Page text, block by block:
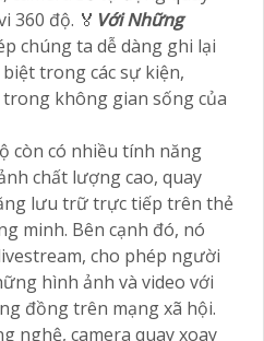
360 độ. ️🏅️ Với Những
chúng ta dễ dàng ghi lại
trong các sự kiện,
không gian sống của
còn có nhiều tính năng
chất lượng cao, quay
lưu trữ trực tiếp trên thẻ
minh. Bên cạnh đó, nó
cho phép người
hình ảnh và video với
đồng trên mạng xã hội.
nghệ, camera quay xoay